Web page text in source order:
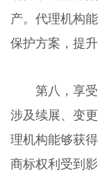
产。代理机构
保护方案，提
第八，享
涉及续展、变
理机构能够获
商标权利受到影